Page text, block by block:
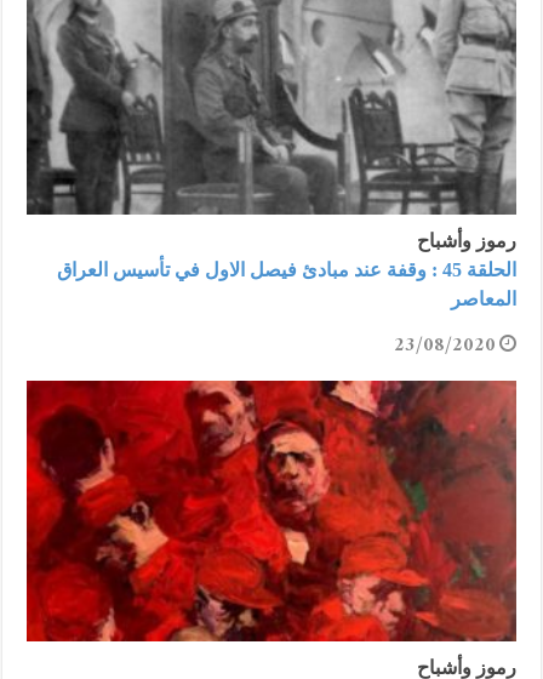
رموز وأشباح
الحلقة 45 : وقفة عند مبادئ فيصل الاول في تأسيس العراق
المعاصر
23/08/2020
رموز وأشباح